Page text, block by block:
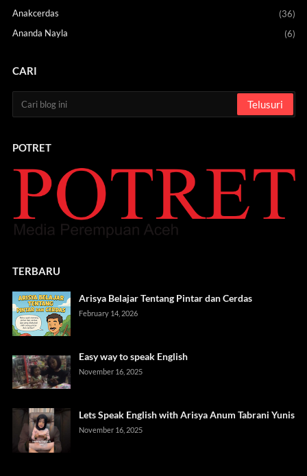
Anakcerdas
(36)
Ananda Nayla
(6)
CARI
POTRET
TERBARU
Arisya Belajar Tentang Pintar dan Cerdas
February 14, 2026
Easy way to speak English
November 16, 2025
Lets Speak English with Arisya Anum Tabrani Yunis
November 16, 2025